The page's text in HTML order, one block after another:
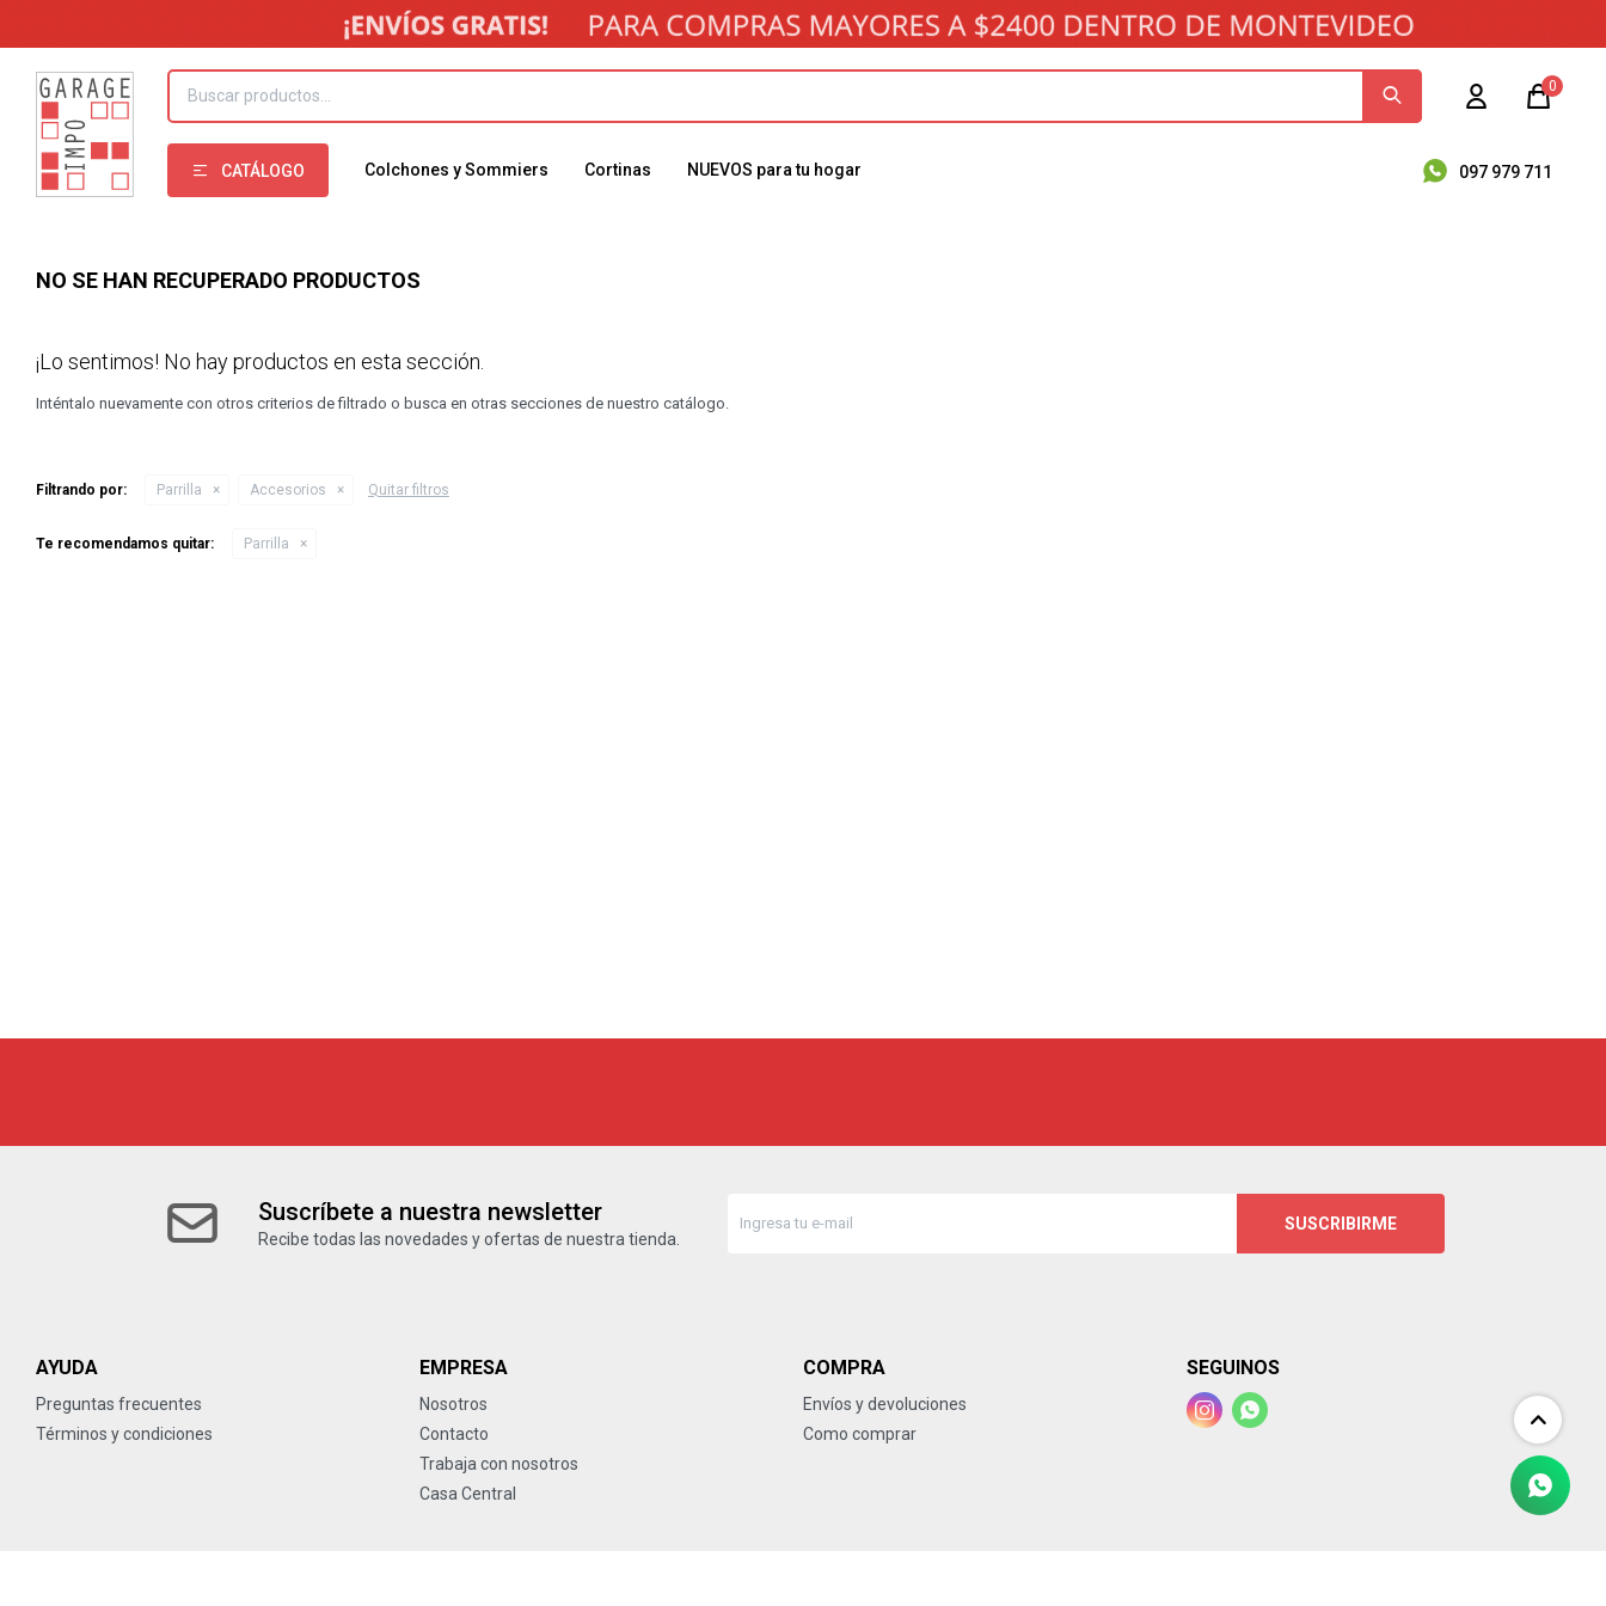
CATÁLOGO Colchones y Sommiers Cortinas NUEVOS para tu hogar 097 979 711
0
NO SE HAN RECUPERADO PRODUCTOS
¡Lo sentimos! No hay productos en esta sección.
Inténtalo nuevamente con otros criterios de filtrado o busca en otras secciones de nuestro catálogo.
Filtrando por: Parrilla Accesorios Quitar filtros
Te recomendamos quitar: Parrilla
Suscríbete a nuestra newsletter
Recibe todas las novedades y ofertas de nuestra tienda.
SUSCRIBIRME
AYUDA
Preguntas frecuentes
Términos y condiciones
EMPRESA
Nosotros
Contacto
Trabaja con nosotros
Casa Central
COMPRA
Envíos y devoluciones
Como comprar
SEGUINOS
 